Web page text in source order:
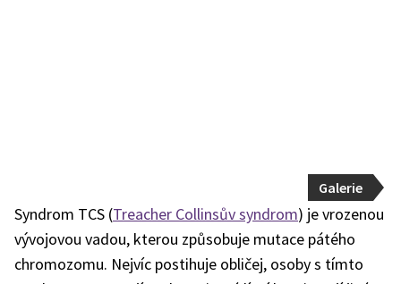
Galerie
Syndrom TCS (Treacher Collinsův syndrom) je vrozenou
vývojovou vadou, kterou způsobuje mutace pátého
chromozomu. Nejvíc postihuje obličej, osoby s tímto